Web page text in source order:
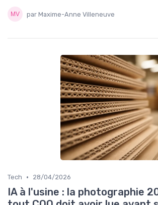
par Maxime-Anne Villeneuve
Tech • 28/04/2026
IA à l'usine : la photographie